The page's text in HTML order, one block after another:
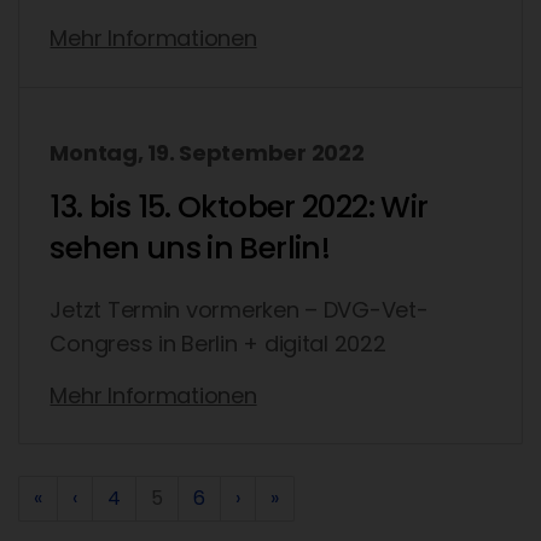
Mehr Informationen
Montag, 19. September 2022
13. bis 15. Oktober 2022: Wir
sehen uns in Berlin!
Jetzt Termin vormerken – DVG-Vet-
Congress in Berlin + digital 2022
Mehr Informationen
« ‹ 4 5 6 › »